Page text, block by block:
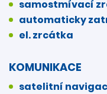
samostmívací
automaticky
el. zrcátka
KOMUNIKACE
satelitní